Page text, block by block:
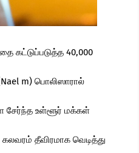
கட்டுப்படுத்த 40,000
m) பொலிஸாரால்
சேர்ந்த உள்ளூர் மக்கள்
தீவிரமாக வெடித்து